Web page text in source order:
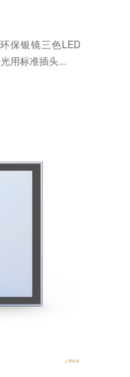
保银镜三色LED
用标准插头...